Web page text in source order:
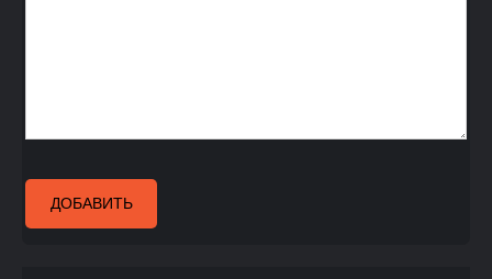
ДОБАВИТЬ